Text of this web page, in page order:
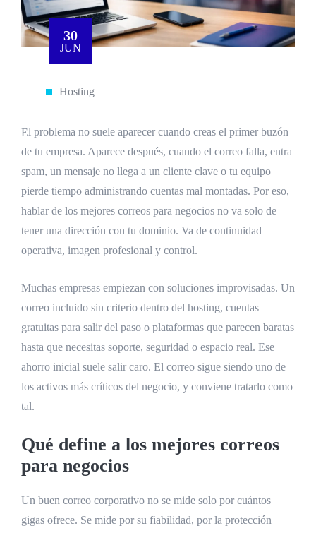
30
JUN
Hosting
El problema no suele aparecer cuando creas el primer buzón
de tu empresa. Aparece después, cuando el correo falla, entra
spam, un mensaje no llega a un cliente clave o tu equipo
pierde tiempo administrando cuentas mal montadas. Por eso,
hablar de los mejores correos para negocios no va solo de
tener una dirección con tu dominio. Va de continuidad
operativa, imagen profesional y control.
Muchas empresas empiezan con soluciones improvisadas. Un
correo incluido sin criterio dentro del hosting, cuentas
gratuitas para salir del paso o plataformas que parecen baratas
hasta que necesitas soporte, seguridad o espacio real. Ese
ahorro inicial suele salir caro. El correo sigue siendo uno de
los activos más críticos del negocio, y conviene tratarlo como
tal.
Qué define a los mejores correos
para negocios
Un buen correo corporativo no se mide solo por cuántos
gigas ofrece. Se mide por su fiabilidad, por la protección